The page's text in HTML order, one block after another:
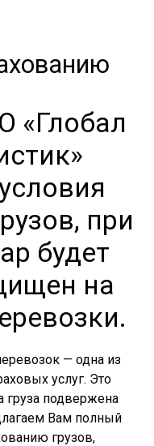
«Глобал
при
будет
на
— одна из
услуг. Это
груза подвержена
Вам полный
грузов,